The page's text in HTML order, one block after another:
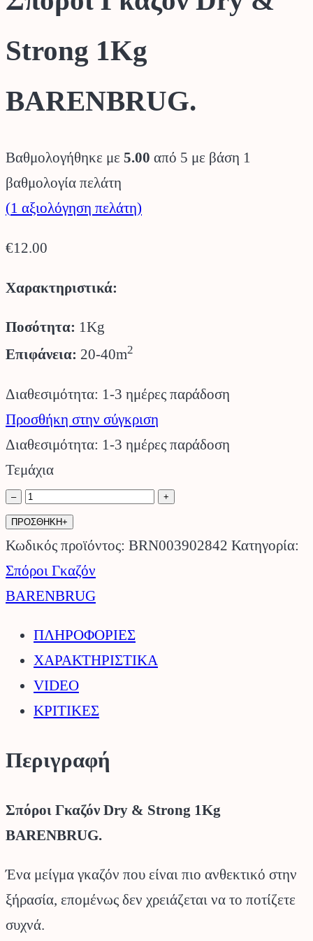
Strong 1Kg
BARENBRUG.
Βαθμολογήθηκε με 5.00 από 5 με βάση 1
βαθμολογία πελάτη
(1 αξιολόγηση πελάτη)
€12.00
Χαρακτηριστικά:
Ποσότητα: 1Kg
Επιφάνεια: 20-40m2
Διαθεσιμότητα: 1-3 ημέρες παράδοση
Προσθήκη στην σύγκριση
Διαθεσιμότητα: 1-3 ημέρες παράδοση
Τεμάχια
–
Σπόροι
Γκαζόν
Dry
&
Strong
BARENBRUG.
ποσότητα
+
ΠΡΟΣΘΗΚΗ+
Κωδικός προϊόντος: BRN003902842 Κατηγορία:
Σπόροι Γκαζόν
BARENBRUG
ΠΛΗΡΟΦΟΡΙΕΣ
ΧΑΡΑΚΤΗΡΙΣΤΙΚΑ
VIDEO
ΚΡΙΤΙΚΕΣ
Περιγραφή
Σπόροι Γκαζόν Dry & Strong 1Kg
BARENBRUG.
Ένα μείγμα γκαζόν που είναι πιο ανθεκτικό στην
ξήρασία, επομένως δεν χρειάζεται να το ποτίζετε
συχνά.